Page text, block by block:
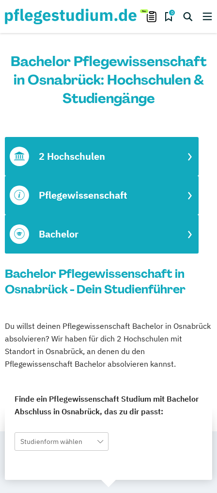
0
Bachelor Pflegewissenschaft
in Osnabrück: Hochschulen &
Studiengänge
Bachelor
Pflegewissenschaft
2 Hochschulen
Bachelor Pflegewissenschaft in
Osnabrück - Dein Studienführer
Du willst deinen Pflegewissenschaft Bachelor in Osnabrück
absolvieren? Wir haben für dich 2 Hochschulen mit
Standort in Osnabrück, an denen du den
Pflegewissenschaft Bachelor absolvieren kannst.
Finde ein Pflegewissenschaft Studium mit Bachelor
Abschluss in Osnabrück, das zu dir passt:
Studienform wählen